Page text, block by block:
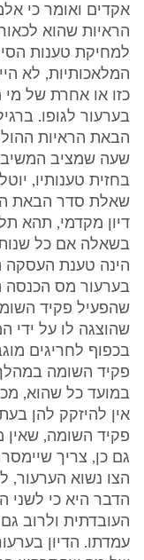
אקדים ואומר כי
הראיות שהוא
למחיקת טענות
המלאכותיות, לא
כזו או אחרת של
בערעור לגופו.
הבאת הראיות
שעה שמציב
בחזית טענותיו,
שאלת סדר הבאת
דיון מקדמי, תהא
בשאלה אם כל
הינה טענת העסקה
בערעור מס הכנסה
שהפעיל פקיד
שהוצגה לו על ידי
בכפוף לחריגים
פקיד השומה
במועד כל שהוא,
אין להיזקק להן
פקיד השומה, שאין
גם כן, צריך
הצו נשוא הערעור,
הדבר היא כי לשני
העובדתית ולרוב
עמדתו. הדיון